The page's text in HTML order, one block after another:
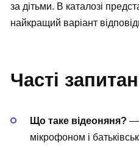
за дітьми. В каталозі
найкращий варіант
Часті
Що таке відеоняня? —
мікрофоном і